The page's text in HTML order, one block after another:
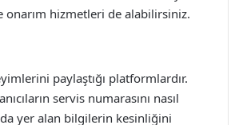
onarım hizmetleri de alabilirsiniz.
paylaştığı platformlardır.
servis numarasını nasıl
yer alan bilgilerin kesinliğini